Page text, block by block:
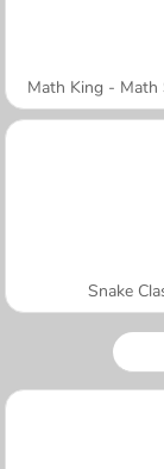
Math King - Math
Snake